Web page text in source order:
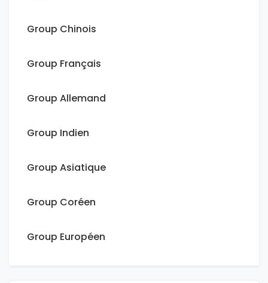
Group Chinois
Group Français
Group Allemand
Group Indien
Group Asiatique
Group Coréen
Group Européen